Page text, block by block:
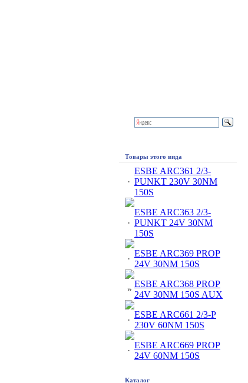
Товары этого вида
·
ESBE ARC361 2/3-
PUNKT 230V 30NM
150S
·
ESBE ARC363 2/3-
PUNKT 24V 30NM
150S
·
ESBE ARC369 PROP
24V 30NM 150S
»
ESBE ARC368 PROP
24V 30NM 150S AUX
·
ESBE ARC661 2/3-P
230V 60NM 150S
·
ESBE ARC669 PROP
24V 60NM 150S
Каталог